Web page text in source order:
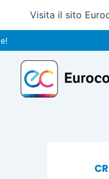
contenuto
Visita il sito